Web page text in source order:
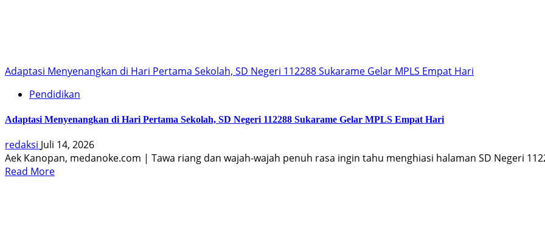
Adaptasi Menyenangkan di Hari Pertama Sekolah, SD Negeri 112288 Sukarame Gelar MPLS Empat Hari
Pendidikan
Adaptasi Menyenangkan di Hari Pertama Sekolah, SD Negeri 112288 Sukarame Gelar MPLS Empat Hari
redaksi Juli 14, 2026
Aek Kanopan, medanoke.com | Tawa riang dan wajah-wajah penuh rasa ingin tahu menghiasi halaman SD Negeri
Read More